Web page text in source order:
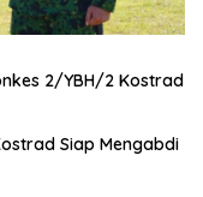
2/YBH/2 Kostrad
Siap Mengabdi